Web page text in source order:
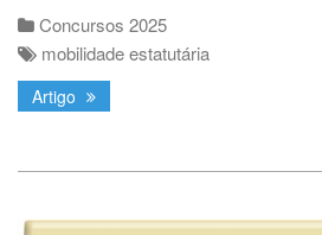
Concursos 2025
mobilidade estatutária
Artigo